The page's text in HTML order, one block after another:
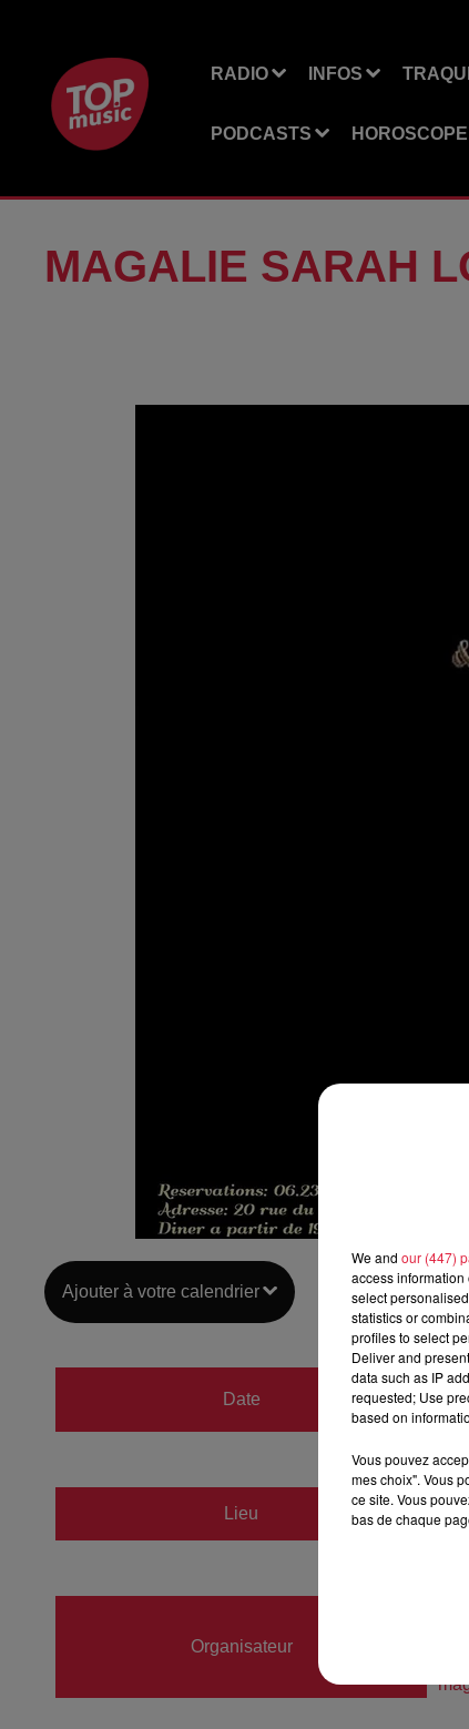
RADIO INFOS
PODCASTS HOROSCOPE
MAGALIE SARAH
Ajouter à votre calendrier
Date
du
au
Lieu
Organisateur
We and our (447)
access
select
statistics or
profiles to select
Deliver and
data such as IP
requested; Use
based on
Vous pouvez
mes choix". Vous
ce site. Vous
bas de chaque